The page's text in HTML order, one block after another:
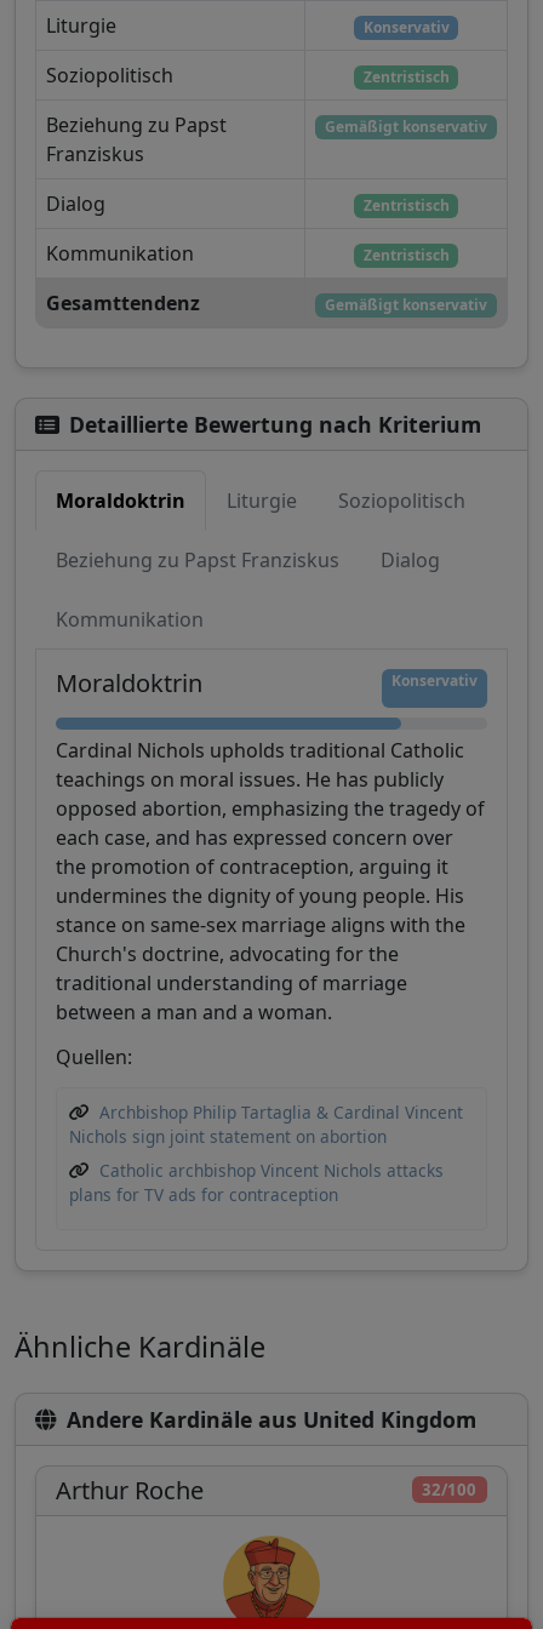
Liturgie Konservativ
Soziopolitisch Zentristisch
Beziehung zu Papst
Franziskus
Gemäßigt konservativ
Dialog Zentristisch
Kommunikation Zentristisch
Gesamttendenz Gemäßigt konservativ
Detaillierte Bewertung nach Kriterium
Moraldoktrin Liturgie Soziopolitisch
Beziehung zu Papst Franziskus Dialog
Kommunikation
Moraldoktrin Konservativ
Cardinal Nichols upholds traditional Catholic
teachings on moral issues. He has publicly
opposed abortion, emphasizing the tragedy of
each case, and has expressed concern over
the promotion of contraception, arguing it
undermines the dignity of young people. His
stance on same-sex marriage aligns with the
Church's doctrine, advocating for the
traditional understanding of marriage
between a man and a woman.
Quellen:
Archbishop Philip Tartaglia & Cardinal Vincent
Nichols sign joint statement on abortion
Catholic archbishop Vincent Nichols attacks
plans for TV ads for contraception
Ähnliche Kardinäle
Andere Kardinäle aus United Kingdom
32/100
Arthur Roche